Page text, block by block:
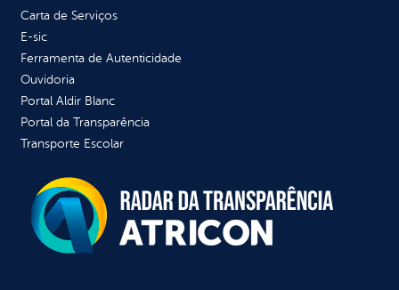
Carta de Serviços
E-sic
Ferramenta de Autenticidade
Ouvidoria
Portal Aldir Blanc
Portal da Transparência
Transporte Escolar